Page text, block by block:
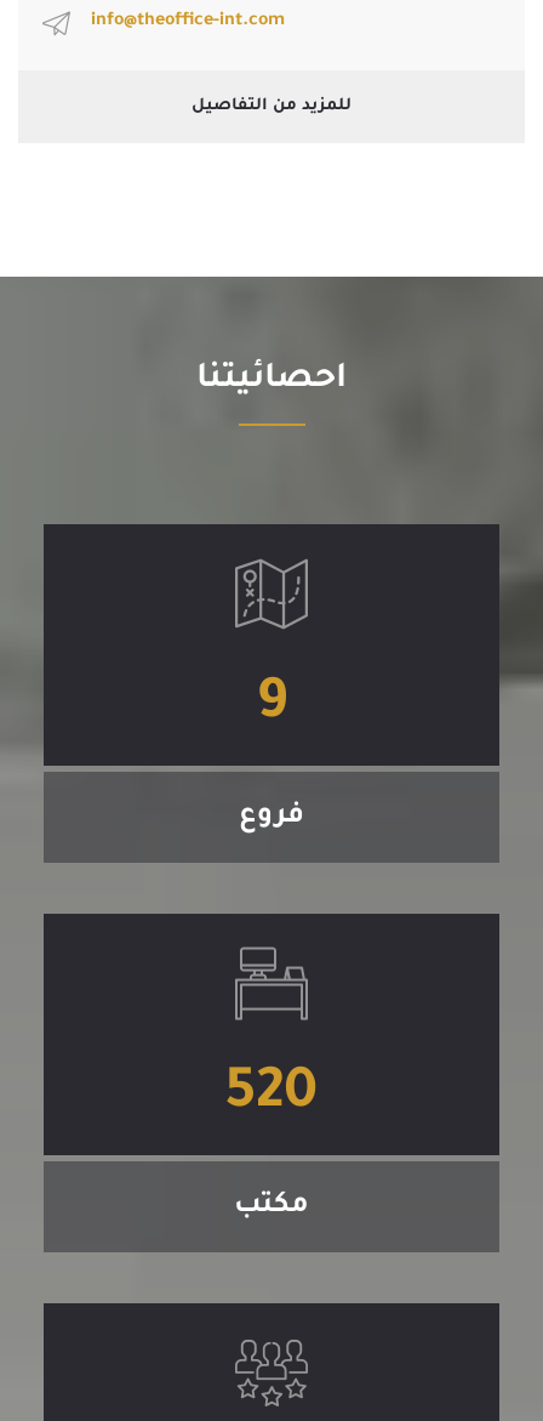
info@theoffice-int.com
للمزيد من التفاصيل
احصائيتنا
9
فروع
520
مكتب